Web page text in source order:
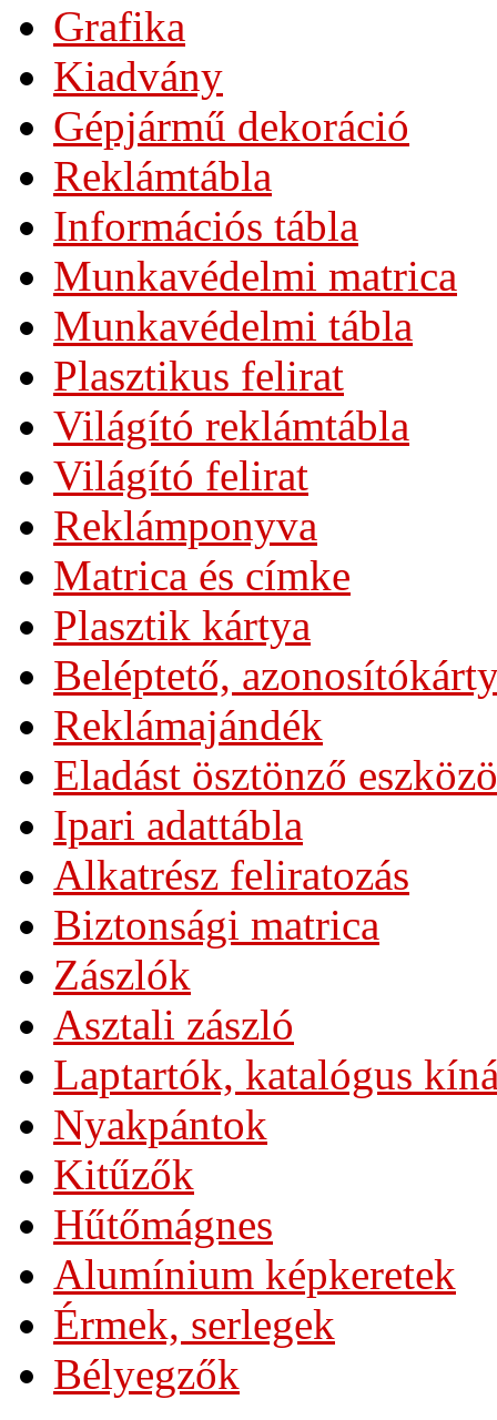
Grafika
Kiadvány
Gépjármű dekoráció
Reklámtábla
Információs tábla
Munkavédelmi matrica
Munkavédelmi tábla
Plasztikus felirat
Világító reklámtábla
Világító felirat
Reklámponyva
Matrica és címke
Plasztik kártya
Beléptető,
Reklámajándék
Eladást ösztönző
Ipari adattábla
Alkatrész feliratozás
Biztonsági matrica
Zászlók
Asztali zászló
Laptartók, katalógus
Nyakpántok
Kitűzők
Hűtőmágnes
Alumínium képkeretek
Érmek, serlegek
Bélyegzők